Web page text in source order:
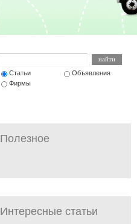
Статьи
Объявления
Фирмы
Полезное
Интересные статьи